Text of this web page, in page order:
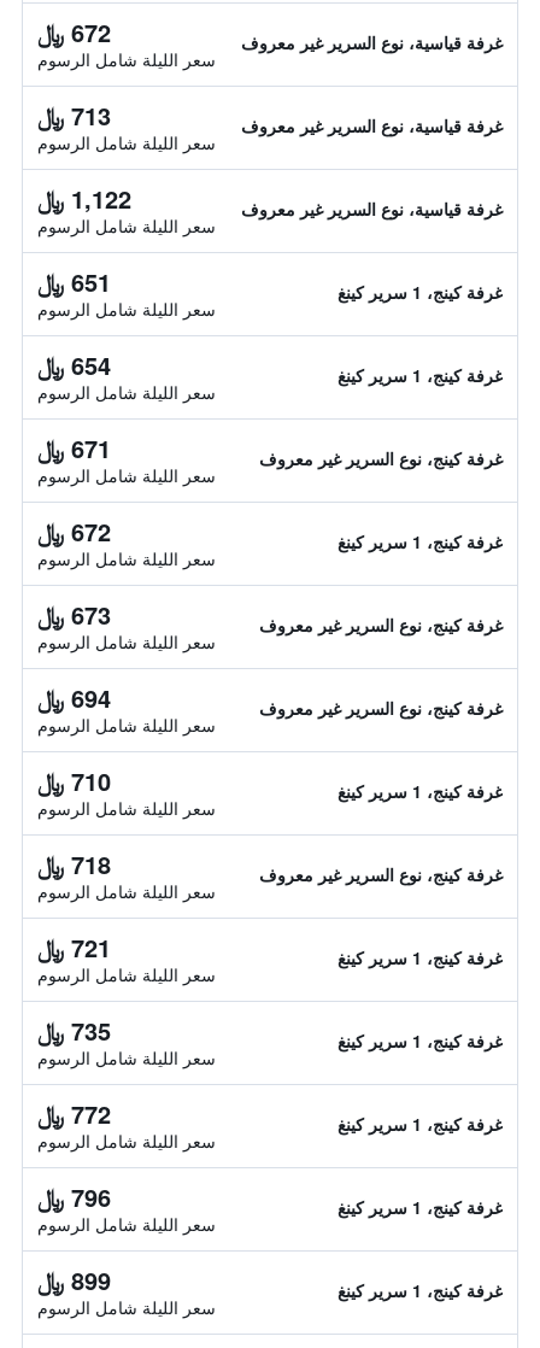
غرفة قياسية، نوع السرير غير معروف 672 ﷼
سعر الليلة شامل الرسوم
غرفة قياسية، نوع السرير غير معروف 713 ﷼
سعر الليلة شامل الرسوم
غرفة قياسية، نوع السرير غير معروف 1,122 ﷼
سعر الليلة شامل الرسوم
غرفة كينج، 1 سرير كينغ 651 ﷼
سعر الليلة شامل الرسوم
غرفة كينج، 1 سرير كينغ 654 ﷼
سعر الليلة شامل الرسوم
غرفة كينج، نوع السرير غير معروف 671 ﷼
سعر الليلة شامل الرسوم
غرفة كينج، 1 سرير كينغ 672 ﷼
سعر الليلة شامل الرسوم
غرفة كينج، نوع السرير غير معروف 673 ﷼
سعر الليلة شامل الرسوم
غرفة كينج، نوع السرير غير معروف 694 ﷼
سعر الليلة شامل الرسوم
غرفة كينج، 1 سرير كينغ 710 ﷼
سعر الليلة شامل الرسوم
غرفة كينج، نوع السرير غير معروف 718 ﷼
سعر الليلة شامل الرسوم
غرفة كينج، 1 سرير كينغ 721 ﷼
سعر الليلة شامل الرسوم
غرفة كينج، 1 سرير كينغ 735 ﷼
سعر الليلة شامل الرسوم
غرفة كينج، 1 سرير كينغ 772 ﷼
سعر الليلة شامل الرسوم
غرفة كينج، 1 سرير كينغ 796 ﷼
سعر الليلة شامل الرسوم
غرفة كينج، 1 سرير كينغ 899 ﷼
سعر الليلة شامل الرسوم